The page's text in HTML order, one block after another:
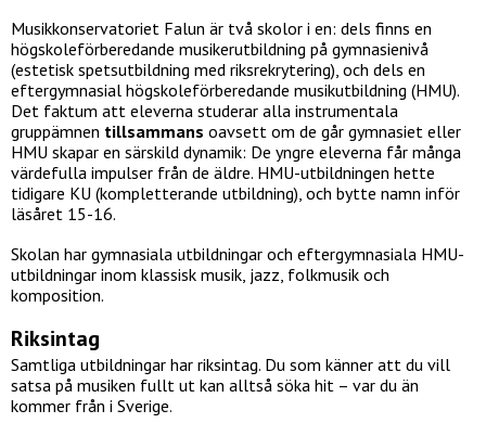
Musikkonservatoriet Falun är två skolor i en: dels finns en
högskoleförberedande musikerutbildning på gymnasienivå
(estetisk spetsutbildning med riksrekrytering), och dels en
eftergymnasial högskoleförberedande musikutbildning (HMU).
Det faktum att eleverna studerar alla instrumentala
gruppämnen tillsammans oavsett om de går gymnasiet eller
HMU skapar en särskild dynamik: De yngre eleverna får många
värdefulla impulser från de äldre. HMU-utbildningen hette
tidigare KU (kompletterande utbildning), och bytte namn inför
läsåret 15-16.
Skolan har gymnasiala utbildningar och eftergymnasiala HMU-
utbildningar inom klassisk musik, jazz, folkmusik och
komposition.
Riksintag
Samtliga utbildningar har riksintag. Du som känner att du vill
satsa på musiken fullt ut kan alltså söka hit – var du än
kommer från i Sverige.